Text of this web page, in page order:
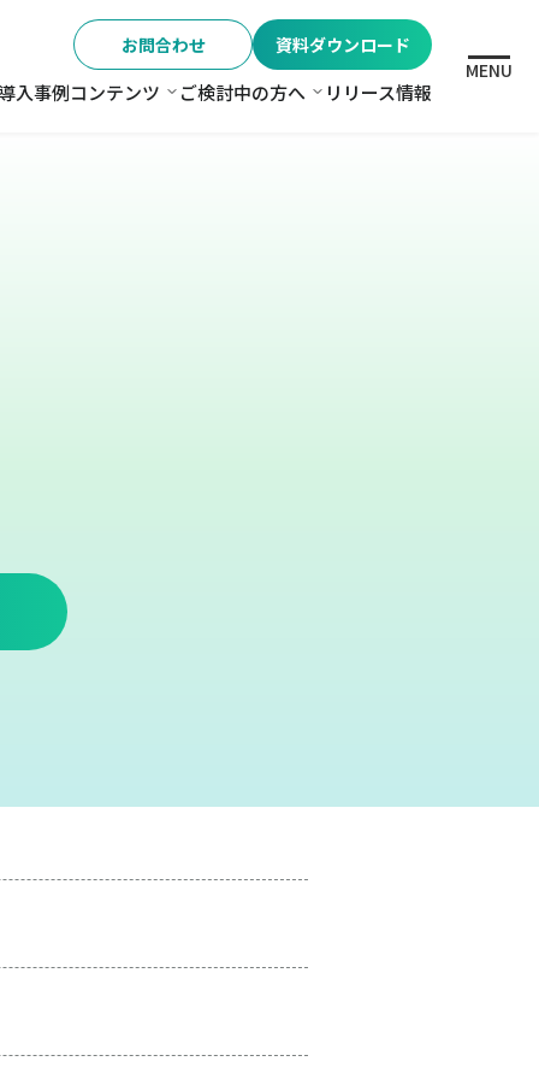
お問合わせ 資料ダウンロード
入事例コンテンツ コンテンツ
ご検討中の方へ ご検討中の方へ
リリース情報
MENU